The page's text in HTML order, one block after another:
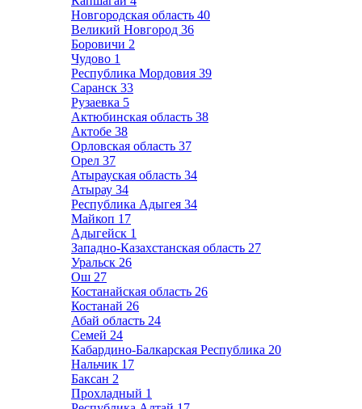
Новгородская область 40
Великий Новгород 36
Боровичи 2
Чудово 1
Республика Мордовия 39
Саранск 33
Рузаевка 5
Актюбинская область 38
Актобе 38
Орловская область 37
Орел 37
Атырауская область 34
Атырау 34
Республика Адыгея 34
Майкоп 17
Адыгейск 1
Западно-Казахстанская область 27
Уральск 26
Ош 27
Костанайская область 26
Костанай 26
Абай область 24
Семей 24
Кабардино-Балкарская Республика 20
Нальчик 17
Баксан 2
Прохладный 1